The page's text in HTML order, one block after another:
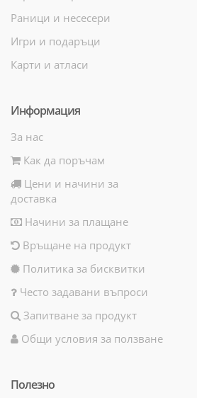
Раници и несесери
Игри и подаръци
Карти и атласи
Информация
За нас
Как да поръчам
Цени и начини за
доставка
Начини за плащане
Връщане на продукт
Политика за бисквитки
Често задавани въпроси
Запитване за продукт
Общи условия за ползване
Полезно